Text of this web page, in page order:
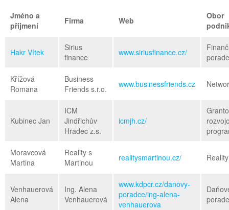
Jméno a
příjmení
Firma Web
Obor
Hakr Vítek
Sirius
finance
www.siriusfinance.cz/
Křížová
Romana
Business
Friends s.r.o.
www.businessfriends.cz
Kubinec Jan
ICM
Jindřichův
Hradec z.s.
icmjh.cz/
Moravcová
Martina
Reality s
Martinou
realitysmartinou.cz/ Reality
Venhauerová
Alena
Ing. Alena
Venhauerová
www.kdpcr.cz/danovy-
poradce/ing-alena-
venhauerova